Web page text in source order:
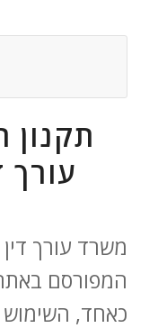
עורך
משרד עורך דין
המפורסם
כאחד, השימוש